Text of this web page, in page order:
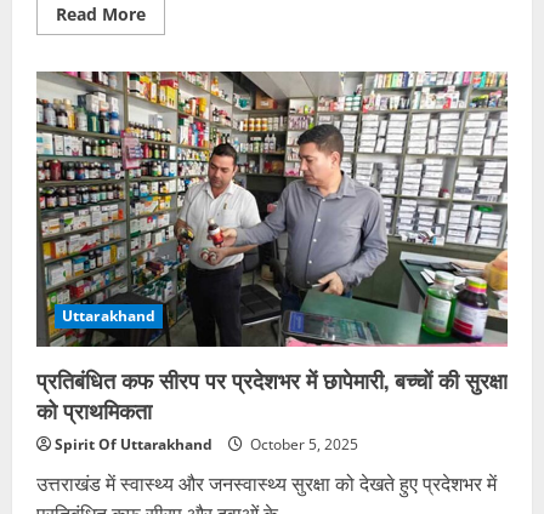
Read MoreRead
more
घाट
में
गोकशी
की
बड़ी
घटना,
ग्रामीणों
में
गुस्सा
और
पुलिस
जांच
Uttarakhand
प्रतिबंधित कफ सीरप पर प्रदेशभर में छापेमारी, बच्चों की सुरक्षा
को प्राथमिकता
Spirit Of Uttarakhand October 5, 2025
उत्तराखंड में स्वास्थ्य और जनस्वास्थ्य सुरक्षा को देखते हुए प्रदेशभर में